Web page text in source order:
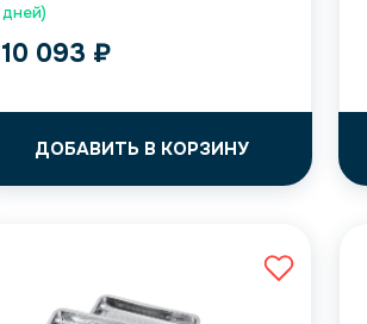
дней)
10 093 ₽
ДОБАВИТЬ В КОРЗИНУ